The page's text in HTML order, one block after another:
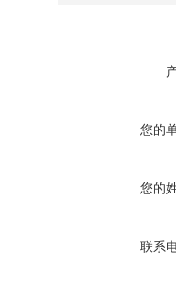
您的
您的
联系